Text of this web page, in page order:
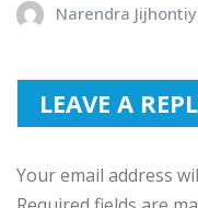
Narendra
LEAVE A
Your email address